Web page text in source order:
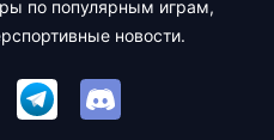
по популярным играм,
новости.